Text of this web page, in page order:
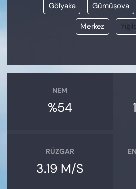
Gölyaka Gümüşova
Merkez
NEM
%54
RÜZGAR
3.19 M/S
VAN VE DİYARBAKIR